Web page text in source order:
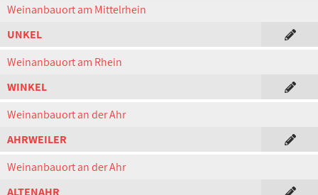
Weinanbauort am Mittelrhein
UNKEL
Weinanbauort am Rhein
WINKEL
Weinanbauort an der Ahr
AHRWEILER
Weinanbauort an der Ahr
ALTENAHR